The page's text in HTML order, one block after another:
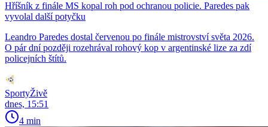
Hříšník z finále MS kopal roh pod ochranou policie. Paredes pak
vyvolal další potyčku
Leandro Paredes dostal červenou po finále mistrovství světa 2026.
O pár dní později rozehrával rohový kop v argentinské lize za zdí
policejních štítů.
SportyŽivě
dnes, 15:51
4 min